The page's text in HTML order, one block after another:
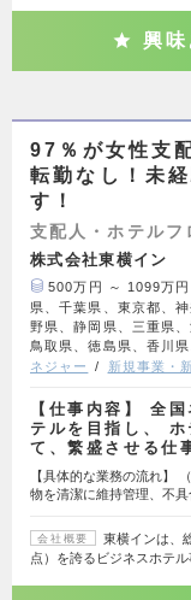
興味
97％が女性支
転勤なし！未
す！
支配人・ホテルフ
株式会社東横イン
500万円 ～ 1099万円
県、千葉県、東京都、
野県、静岡県、三重県
鳥取県、徳島県、香川
ネジャー
新規事業・
【仕事内容】 全
テルを目指し、
て、繁盛させる仕
【具体的な業務の流れ】
物を清潔に維持管理、不
会社概要
東横インは、
点）を誇るビジネスホテ